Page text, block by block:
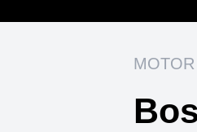
MOTOR